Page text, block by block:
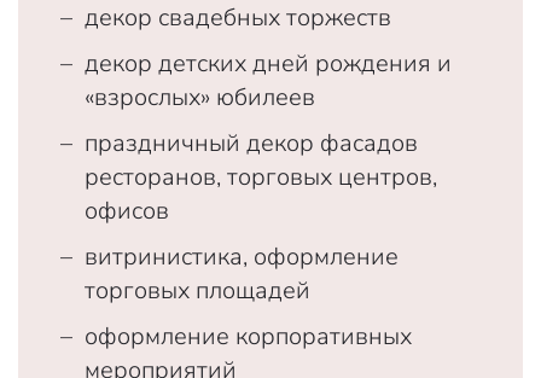
декор свадебных торжеств
декор детских дней рождения и
«взрослых» юбилеев
праздничный декор фасадов
ресторанов, торговых центров,
офисов
витринистика, оформление
торговых площадей
оформление корпоративных
мероприятий